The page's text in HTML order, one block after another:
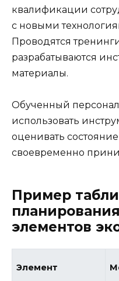
квалификации
с новыми
Проводятся
разрабатываются
материалы.
Обученный
использовать
оценивать
своевременно
Пример
элементов
Элемент